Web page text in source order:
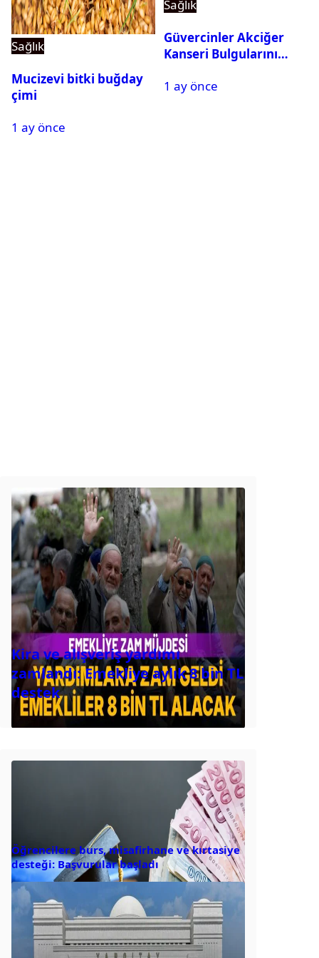
Sağlık
Mucizevi bitki buğday
çimi
1 ay önce
Sağlık
Güvercinler Akciğer
Kanseri Bulgularını
1 ay önce
Kira ve alışveriş yardımı
zamlandı: Emekliye aylık 8 bin TL
destek
Öğrencilere burs, misafirhane ve kırtasiye
desteği: Başvurular başladı